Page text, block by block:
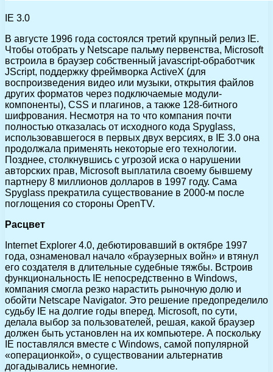
IE 3.0
В августе 1996 года состоялся третий крупный релиз IE.
Чтобы отобрать у Netscape пальму первенства, Microsoft
встроила в браузер собственный jаvascript-обработчик
JScript, поддержку фреймворка ActiveX (для
воспроизведения видео или музыки, открытия файлов
других форматов через подключаемые модули-
компоненты), CSS и плагинов, а также 128-битного
шифрования. Несмотря на то что компания почти
полностью отказалась от исходного кода Spyglass,
использовавшегося в первых двух версиях, в IE 3.0 она
продолжала применять некоторые его технологии.
Позднее, столкнувшись с угрозой иска о нарушении
авторских прав, Microsoft выплатила своему бывшему
партнеру 8 миллионов долларов в 1997 году. Сама
Spyglass прекратила существование в 2000-м после
поглощения со стороны OpenTV.
Расцвет
Internet Explorer 4.0, дебютировавший в октябре 1997
года, ознаменовал начало «браузерных войн» и втянул
его создателя в длительные судебные тяжбы. Встроив
функциональность IE непосредственно в Windows,
компания смогла резко нарастить рыночную долю и
обойти Netscape Navigator. Это решение предопределило
судьбу IE на долгие годы вперед. Microsoft, по сути,
делала выбор за пользователей, решая, какой браузер
должен быть установлен на их компьютере. А поскольку
IE поставлялся вместе с Windows, самой популярной
«операционкой», о существовании альтернатив
догадывались немногие.